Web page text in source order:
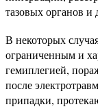
тазовых органов и
В некоторых
ограниченным и
гемиплегией,
после
припадки,